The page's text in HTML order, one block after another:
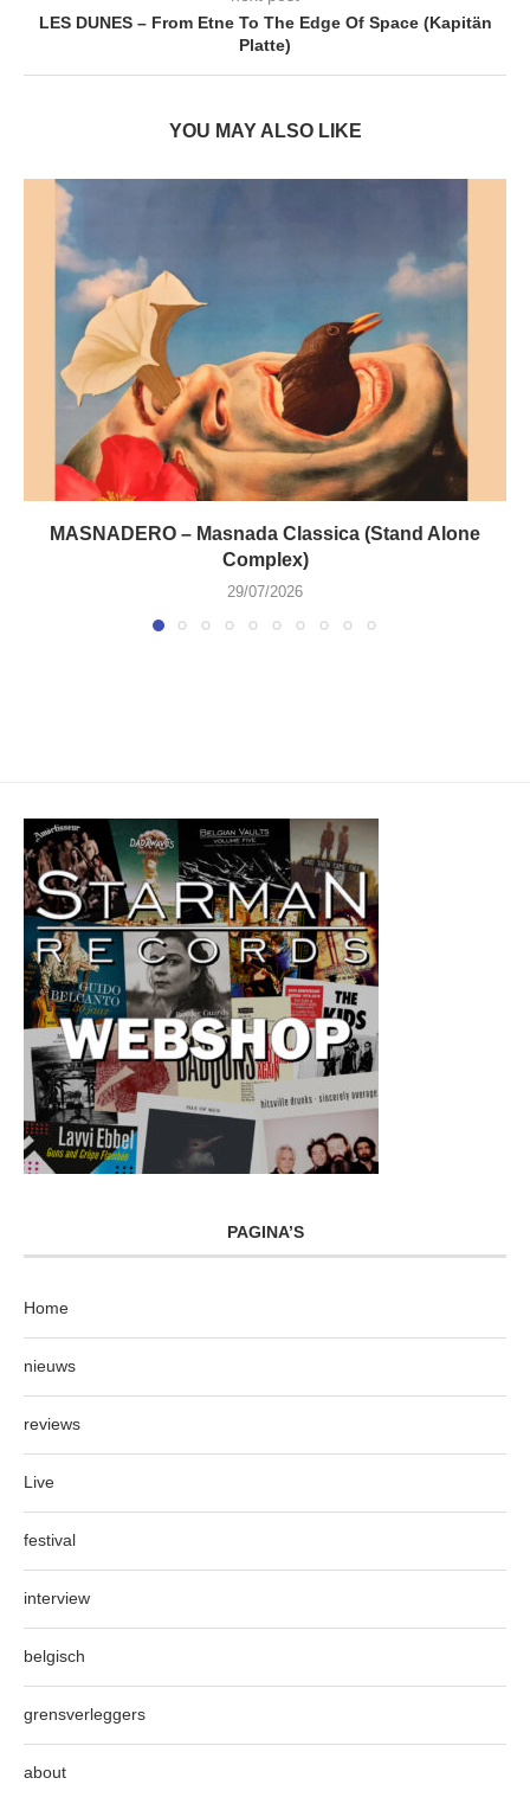
LES DUNES – From Etne To The Edge Of Space (Kapitän
Platte)
YOU MAY ALSO LIKE
MASNADERO – Masnada Classica (Stand Alone
Complex)
29/07/2026
PAGINA’S
Home
nieuws
reviews
Live
festival
interview
belgisch
grensverleggers
about